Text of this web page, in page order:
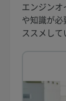
エンジン
や知識が
ススメして